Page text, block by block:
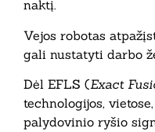
naktį.
Vejos robotas
gali nustatyti darbo
Dėl EFLS (Exact
technologijos,
palydovinio ryšio